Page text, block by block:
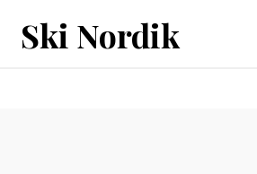
Ski Nordik